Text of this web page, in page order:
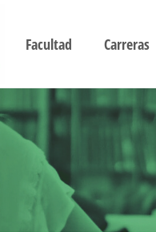
Facultad Carreras